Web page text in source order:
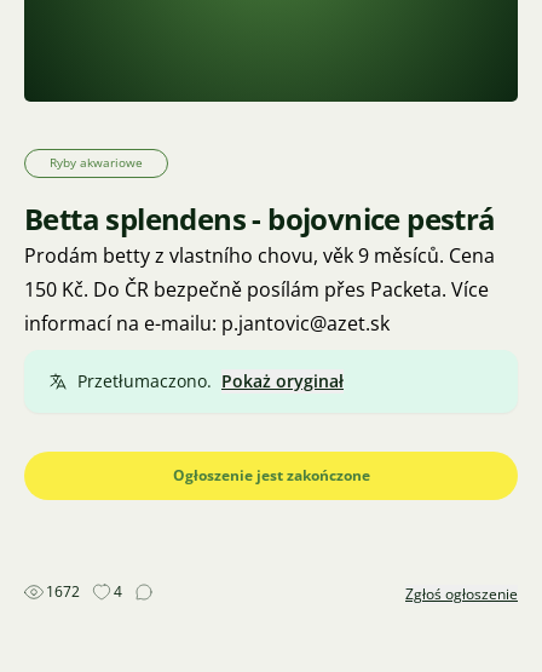
Ryby akwariowe
Betta splendens - bojovnice pestrá
Prodám betty z vlastního chovu, věk 9 měsíců. Cena
150 Kč. Do ČR bezpečně posílám přes Packeta. Více
informací na e-mailu: p.jantovic@azet.sk
Przetłumaczono. Pokaż oryginał
Ogłoszenie jest zakończone
1672 4 Zgłoś ogłoszenie